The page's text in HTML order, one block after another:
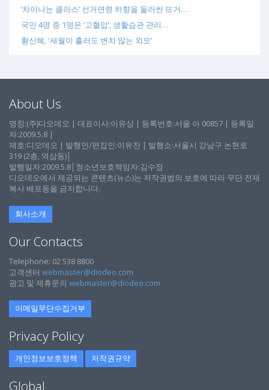
‘차이나는 클라스’ 선거연령 하향을 둘러싼 뜨거…
국민 4명 중 1명은 ‘고혈압’, 생활습관 관리…
황신혜, '세월이 흘러도 변치 않는 외모'
About Us
명칭:(주)디오데오 | 대표이사:이유상 | 등록번호:서울 아 00857 | 등록일
자:2009.5.8 |
제호:디오데오 | 발행인/편집인:이유찬 | 발행소:서울시 강남구 논현로
319 (2층, 역삼동)│
발행일자:2009.5.8│청소년보호책임자:김수정
디오데오에서 제공되는 콘텐츠(뉴스)는 저작권법의 보호에 따라 무단 전재
복사 배포등을 금지합니다.
회사소개
Our Contacts
Telephone: 02 538 8800
고객센터 webmaster@diodeo.com
광고 및 제휴문의 webmaster@diodeo.com
이메일무단수집거부
Privacy Policy
개인정보보호정책 저작권규약
Global